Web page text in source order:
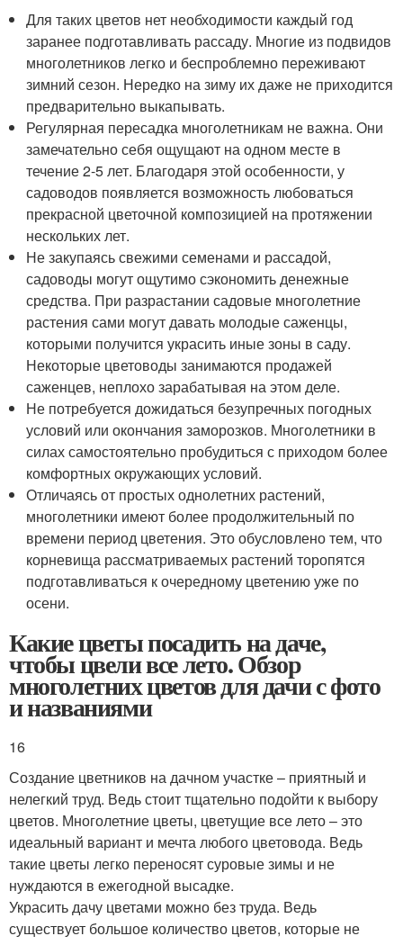
Для таких цветов нет необходимости каждый год
заранее подготавливать рассаду. Многие из подвидов
многолетников легко и беспроблемно переживают
зимний сезон. Нередко на зиму их даже не приходится
предварительно выкапывать.
Регулярная пересадка многолетникам не важна. Они
замечательно себя ощущают на одном месте в
течение 2-5 лет. Благодаря этой особенности, у
садоводов появляется возможность любоваться
прекрасной цветочной композицией на протяжении
нескольких лет.
Не закупаясь свежими семенами и рассадой,
садоводы могут ощутимо сэкономить денежные
средства. При разрастании садовые многолетние
растения сами могут давать молодые саженцы,
которыми получится украсить иные зоны в саду.
Некоторые цветоводы занимаются продажей
саженцев, неплохо зарабатывая на этом деле.
Не потребуется дожидаться безупречных погодных
условий или окончания заморозков. Многолетники в
силах самостоятельно пробудиться с приходом более
комфортных окружающих условий.
Отличаясь от простых однолетних растений,
многолетники имеют более продолжительный по
времени период цветения. Это обусловлено тем, что
корневища рассматриваемых растений торопятся
подготавливаться к очередному цветению уже по
осени.
Какие цветы посадить на даче,
чтобы цвели все лето. Обзор
многолетних цветов для дачи с фото
и названиями
16
Создание цветников на дачном участке – приятный и
нелегкий труд. Ведь стоит тщательно подойти к выбору
цветов. Многолетние цветы, цветущие все лето – это
идеальный вариант и мечта любого цветовода. Ведь
такие цветы легко переносят суровые зимы и не
нуждаются в ежегодной высадке.
Украсить дачу цветами можно без труда. Ведь
существует большое количество цветов, которые не